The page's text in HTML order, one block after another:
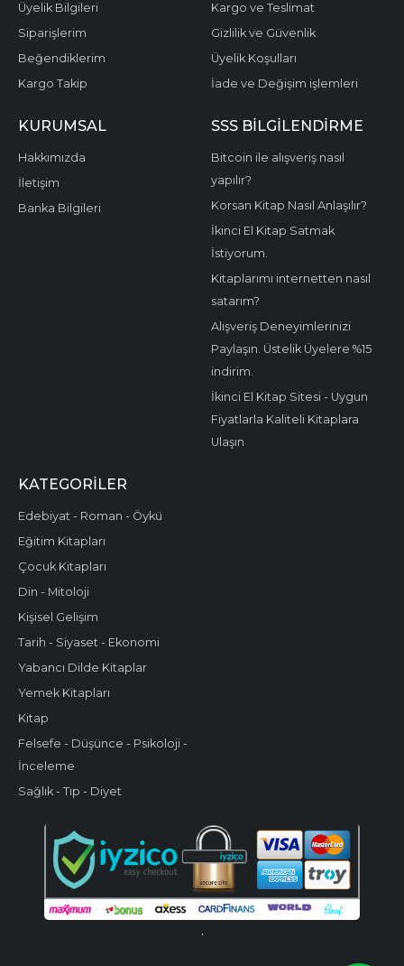
Üyelik Bilgileri
Siparişlerim
Beğendiklerim
Kargo Takip
Kargo ve Teslimat
Gizlilik ve Güvenlik
Üyelik Koşulları
İade ve Değişim işlemleri
KURUMSAL
Hakkımızda
İletişim
Banka Bilgileri
SSS BİLGİLENDİRME
Bitcoin ile alışveriş nasıl
yapılır?
Korsan Kitap Nasıl Anlaşılır?
İkinci El Kitap Satmak
İstiyorum.
Kitaplarımı internetten nasıl
satarım?
Alışveriş Deneyimlerinizi
Paylaşın. Üstelik Üyelere %15
indirim.
İkinci El Kitap Sitesi - Uygun
Fiyatlarla Kaliteli Kitaplara
Ulaşın
KATEGORILER
Edebiyat - Roman - Öykü
Eğitim Kitapları
Çocuk Kitapları
Din - Mitoloji
Kişisel Gelişim
Tarih - Siyaset - Ekonomi
Yabancı Dilde Kitaplar
Yemek Kitapları
Kitap
Felsefe - Düşünce - Psikoloji -
İnceleme
Sağlık - Tıp - Diyet
.